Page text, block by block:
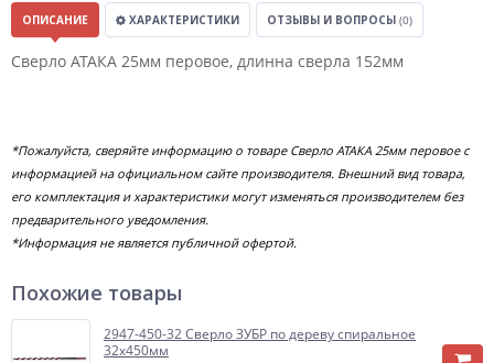
ОПИСАНИЕ ХАРАКТЕРИСТИКИ ОТЗЫВЫ И ВОПРОСЫ (0)
Сверло АТАКА 25мм перовое, длинна сверла 152мм
*Пожалуйста, сверяйте информацию о товаре Сверло АТАКА 25мм перовое с
информацией на официальном сайте производителя. Внешний вид товара,
его комплектация и характеристики могут изменяться производителем без
предварительного уведомления.
*Информация не является публичной офертой.
Похожие товары
2947-450-32 Сверло ЗУБР по дереву спиральное
32х450мм